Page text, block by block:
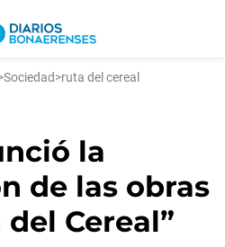
Sociedad>ruta del cereal
la
de las obras
Cereal”